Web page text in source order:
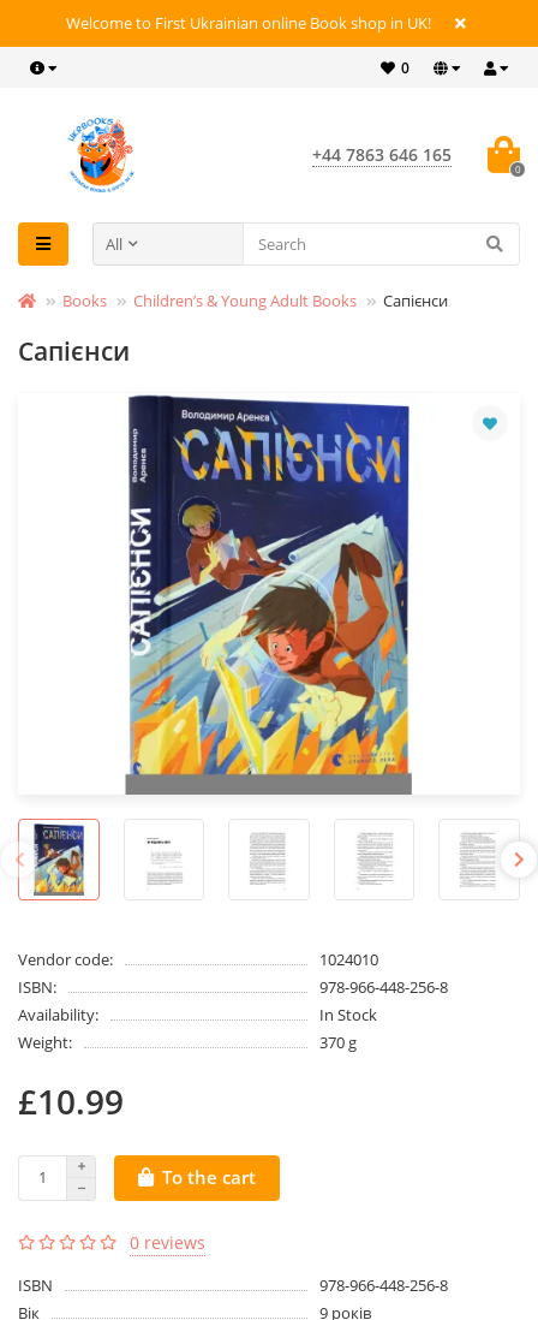
Welcome to First Ukrainian online Book shop in UK!
0
+44 7863 646 165
0
All
Books Children’s & Young Adult Books Сапієнси
Сапієнси
Vendor code:
1024010
ISBN:
978-966-448-256-8
Availability:
In Stock
Weight:
370 g
£10.99
To the cart
0 reviews
ISBN
978-966-448-256-8
Вік
9 років